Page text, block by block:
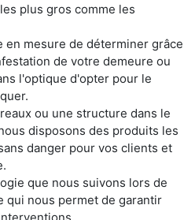
plus gros comme les
en mesure de déterminer grâce
de votre demeure ou
l'optique d'opter pour le
ou une structure dans le
disposons des produits les
danger pour vos clients et
que nous suivons lors de
qui nous permet de garantir